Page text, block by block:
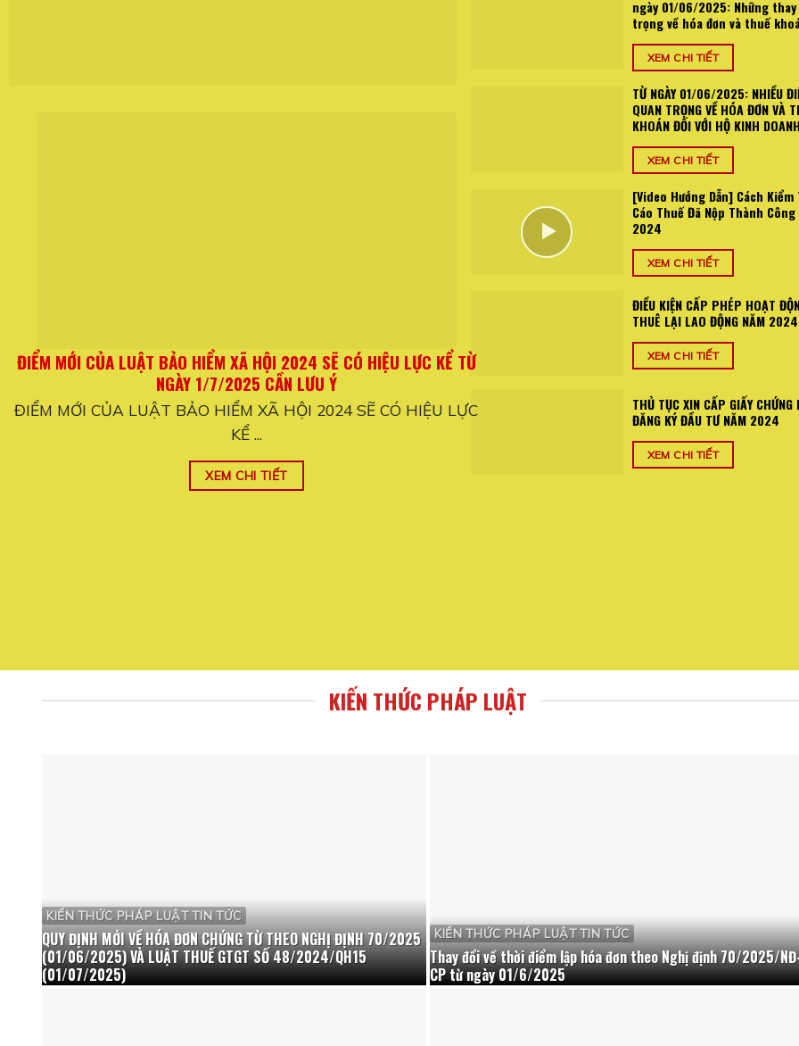
ĐIỂM MỚI CỦA LUẬT BẢO HIỂM XÃ HỘI 2024 SẼ CÓ HIỆU LỰC KỂ TỪ
NGÀY 1/7/2025 CẦN LƯU Ý
ĐIỂM MỚI CỦA LUẬT BẢO HIỂM XÃ HỘI 2024 SẼ CÓ HIỆU LỰC
KỂ ...
XEM CHI TIẾT
Quy định mới đối với hộ kinh doanh từ
Quy định mới đối với hộ kinh doanh từ
ngày 01/06/2025: Những
trọng về hóa đơn và thuế
XEM CHI TIẾT
TỪ NGÀY 01/06/2025: NHIỀU
QUAN TRỌNG VỀ HÓA ĐƠN VÀ
KHOÁN ĐỐI VỚI HỘ KINH DOANH
XEM CHI TIẾT
[Video Hướng Dẫn] Cách Kiểm
Cáo Thuế Đã Nộp Thành Công
2024
XEM CHI TIẾT
ĐIỀU KIỆN CẤP PHÉP HOẠT
THUÊ LẠI LAO ĐỘNG NĂM 2024
XEM CHI TIẾT
THỦ TỤC XIN CẤP GIẤY CHỨNG
ĐĂNG KÝ ĐẦU TƯ NĂM 2024
XEM CHI TIẾT
KIẾN THỨC PHÁP LUẬT
KIẾN THỨC PHÁP LUẬT TIN TỨC
QUY ĐỊNH MỚI VỀ HÓA ĐƠN CHỨNG TỪ THEO NGHỊ ĐỊNH 70/2025
(01/06/2025) VÀ LUẬT THUẾ GTGT SỐ 48/2024/QH15
(01/07/2025)
KIẾN THỨC PHÁP LUẬT TIN TỨC
Thay đổi về thời điểm lập hóa đơn theo Nghị định 70/2025/
CP từ ngày 01/6/2025